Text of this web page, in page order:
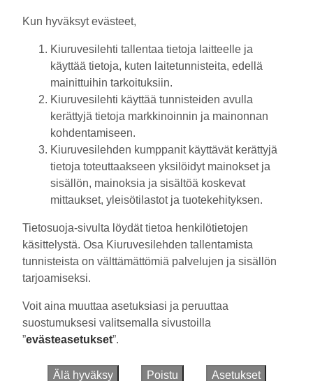
Salasana
Muista minut
Unohtuiko salasana?
Jos sinulla ei ole vielä tunnusta, hanki se
tästä.
Käyntiosoite
Kiuruvesi Lehti oy
Niemistenkatu 4
Postiosoite :
Kun hyväksyt evästeet,
Kiuruvesilehti tallentaa tietoja laitteelle ja
käyttää tietoja, kuten laitetunnisteita, edellä
mainittuihin tarkoituksiin.
Kiuruvesilehti käyttää tunnisteiden avulla
kerättyjä tietoja markkinoinnin ja mainonnan
kohdentamiseen.
Kiuruvesilehden kumppanit käyttävät kerättyjä
tietoja toteuttaakseen yksilöidyt mainokset ja
sisällön, mainoksia ja sisältöä koskevat
mittaukset, yleisötilastot ja tuotekehityksen.
Tietosuoja-sivulta löydät tietoa henkilötietojen
käsittelystä. Osa Kiuruvesilehden tallentamista
tunnisteista on välttämättömiä palvelujen ja sisällön
tarjoamiseksi.
Voit aina muuttaa asetuksiasi ja peruuttaa
suostumuksesi valitsemalla sivustoilla
”evästeasetukset”.
Älä hyväksy Poistu Asetukset